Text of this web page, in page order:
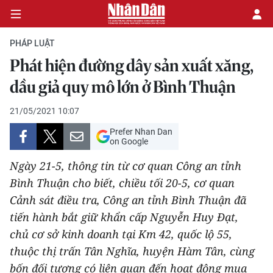
CHÍNH TRỊ
KINH TẾ
VĂN HÓA
XÃ HỘI
PHÁP LUẬT
DU LỊCH
THẾ GIỚI
PHÁP LUẬT
Phát hiện đường dây sản xuất xăng,
dầu giả quy mô lớn ở Bình Thuận
21/05/2021 10:07
Prefer Nhan Dan
on Google
Ngày 21-5, thông tin từ cơ quan Công an tỉnh
Bình Thuận cho biết, chiều tối 20-5, cơ quan
Cảnh sát điều tra, Công an tỉnh Bình Thuận đã
tiến hành bắt giữ khẩn cấp Nguyễn Huy Đạt,
chủ cơ sở kinh doanh tại Km 42, quốc lộ 55,
thuộc thị trấn Tân Nghĩa, huyện Hàm Tân, cùng
bốn đối tượng có liên quan đến hoạt động mua